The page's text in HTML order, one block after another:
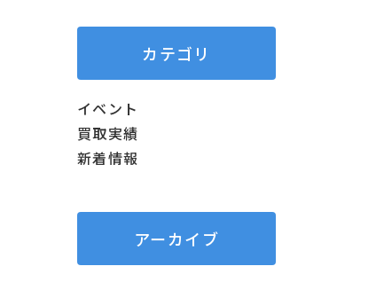
カテゴリ
イベント
買取実績
新着情報
アーカイブ